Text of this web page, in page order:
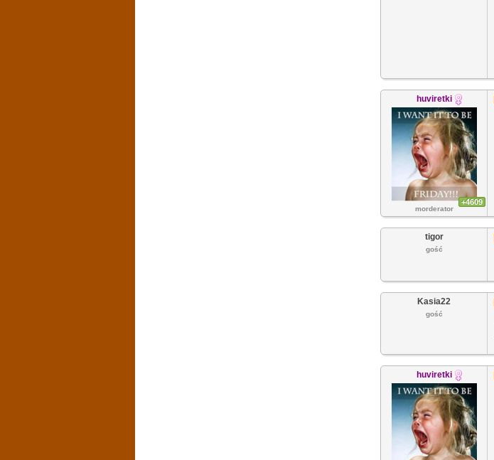
huviretki
+4609
morderator
tigor
gość
Kasia22
gość
huviretki